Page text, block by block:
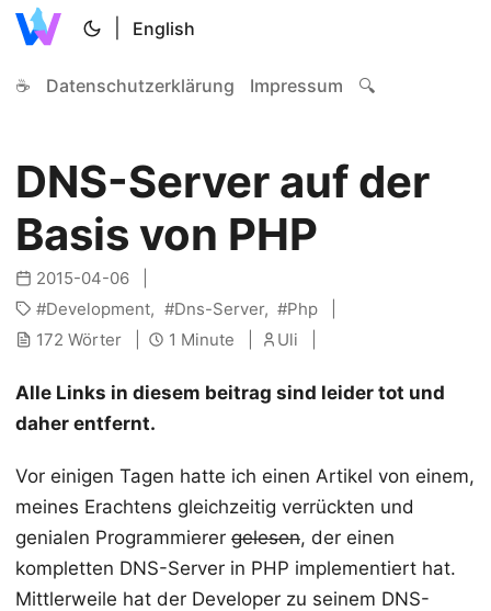
English
☕ Datenschutzerklärung Impressum 🔍
DNS-Server auf der
Basis von PHP
2015-04-06
Development
Dns-Server
Php
172 Wörter
1 Minute Uli
Alle Links in diesem beitrag sind leider tot und
daher entfernt.
Vor einigen Tagen hatte ich einen Artikel von einem,
meines Erachtens gleichzeitig verrückten und
genialen Programmierer gelesen, der einen
kompletten DNS-Server in PHP implementiert hat.
Mittlerweile hat der Developer zu seinem DNS-